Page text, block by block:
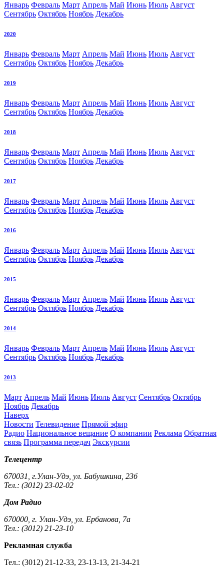
Январь Февраль Март Апрель Май Июнь Июль Август
Сентябрь Октябрь Ноябрь Декабрь
2020
Январь Февраль Март Апрель Май Июнь Июль Август
Сентябрь Октябрь Ноябрь Декабрь
2019
Январь Февраль Март Апрель Май Июнь Июль Август
Сентябрь Октябрь Ноябрь Декабрь
2018
Январь Февраль Март Апрель Май Июнь Июль Август
Сентябрь Октябрь Ноябрь Декабрь
2017
Январь Февраль Март Апрель Май Июнь Июль Август
Сентябрь Октябрь Ноябрь Декабрь
2016
Январь Февраль Март Апрель Май Июнь Июль Август
Сентябрь Октябрь Ноябрь Декабрь
2015
Январь Февраль Март Апрель Май Июнь Июль Август
Сентябрь Октябрь Ноябрь Декабрь
2014
Январь Февраль Март Апрель Май Июнь Июль Август
Сентябрь Октябрь Ноябрь Декабрь
2013
Март Апрель Май Июнь Июль Август Сентябрь Октябрь
Ноябрь Декабрь
Наверх
Новости Телевидение Прямой эфир
Радио Национальное вещание О компании Реклама Обратная
связь Программа передач Экскурсии
Телецентр
670031, г.Улан-Удэ, ул. Бабушкина, 23б
Тел.: (3012) 23-02-02
Дом Радио
670000, г. Улан-Удэ, ул. Ербанова, 7а
Тел.: (3012) 21-23-10
Рекламная служба
Тел.: (3012) 21-12-33, 23-13-13, 21-34-21